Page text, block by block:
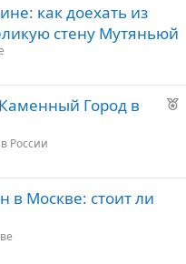
как доехать из
стену Мутяньюй
Р
Город в
России
в Москве: стоит ли